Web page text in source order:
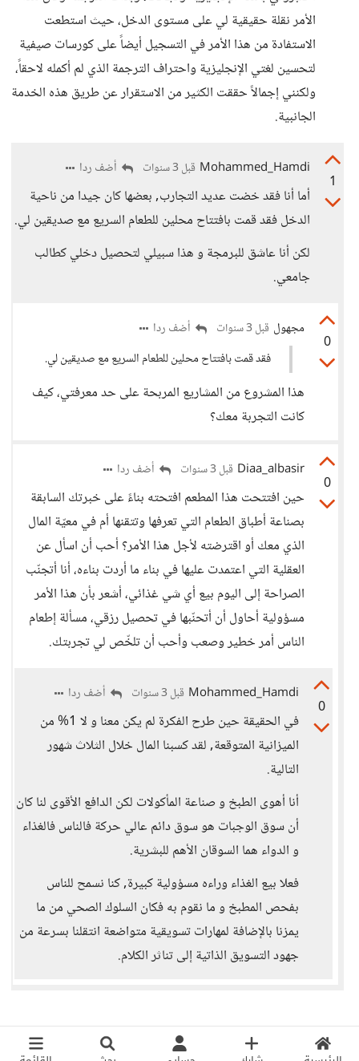
الأمر نقلة حقيقية لي على مستوى الدخل، حيث استطعت
الاستفادة من هذا الأمر في التسجيل أيضاً على كورسات صيفية
لتحسين لغتي الإنجليزية واحتراف الترجمة الذي لم أكمله لاحقاً،
ولكنني إجمالاً حققت الكثير من الاستقرار عن طريق هذه الخدمة
الجانبية.
1
Mohammed_Hamdi قبل 3 سنوات أضف ردا
أما أنا فقد خضت عديد التجارب, بعضها كان جيدا من ناحية
الدخل فقد قمت بافتتاح محلين للطعام السريع مع صديقين لي.
لكن أنا عاشق للبرمجة و هذا سبيلي لتحصيل دخلي كطالب
جامعي.
0
مجهول قبل 3 سنوات
أضف ردا
فقد قمت بافتتاح محلين للطعام السريع مع صديقين لي.
هذا المشروع من المشاريع المربحة على حد معرفتي، كيف
كانت التجربة معك؟
0
Diaa_albasir قبل 3 سنوات أضف ردا
حين افتتحت هذا المطعم افتحته بناءً على خبرتك السابقة
بصناعة أطباق الطعام التي تعرفها وتتقنها أم في معيّة المال
الذي معك أو اقترضته لأجل هذا الأمر؟ أحب أن اسأل عن
العقلية التي اعتمدت عليها في بناء ما أردت بناءه، أنا أتجنّب
الصراحة إلى اليوم بيع أي شي غذائي، أشعر بأن هذا الأمر
مسؤولية أحاول أن أتحنّبها في تحصيل رزقي، مسألة إطعام
الناس أمر خطير وصعب وأحب أن تلخّص لي تجربتك.
0
Mohammed_Hamdi قبل 3 سنوات أضف ردا
في الحقيقة حين طرح الفكرة لم يكن معنا و لا 1% من
الميزانية المتوقعة, لقد كسبنا المال خلال الثلاث شهور
التالية.
أنا أهوى الطبخ و صناعة المأكولات لكن الدافع الأقوى لنا كان
أن سوق الوجبات هو سوق دائم عالي حركة فالناس فالغذاء
و الدواء هما السوقان الأهم للبشرية.
فعلا بيع الغذاء وراءه مسؤولية كبيرة, كنا نسمح للناس
بفحص المطبخ و ما نقوم به فكان السلوك الصحي من ما
يمزنا بالإضافة لمهارات تسويقية متواضعة انتقلنا بسرعة من
جهود التسويق الذاتية إلى تناثر الكلام.